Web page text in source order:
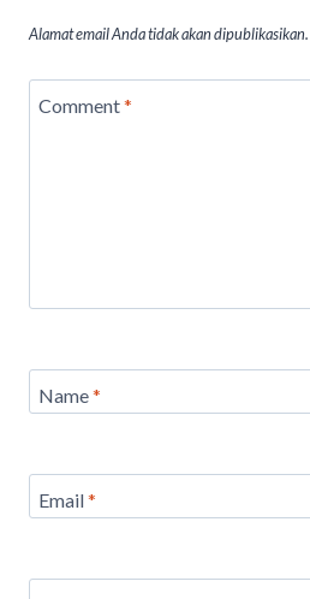
Alamat email Anda tidak akan dipublikasikan.
Comment*
Name*
Email*